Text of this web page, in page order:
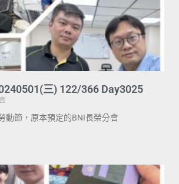
三) 122/366 Day3025
動節，原本預定的BNI長榮分會